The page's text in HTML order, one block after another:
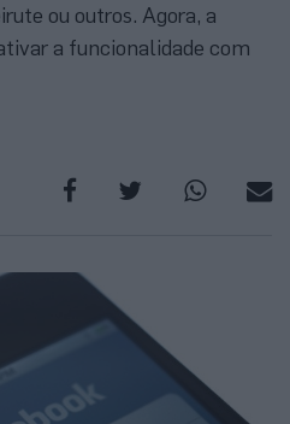
ou outros. Agora, a
a funcionalidade com